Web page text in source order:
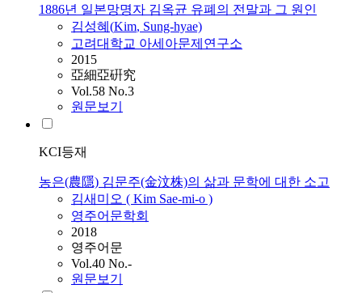
1886년 일본망명자 김옥균 유폐의 전말과 그 원인
김성혜(Kim, Sung-hyae)
고려대학교 아세아문제연구소
2015
亞細亞硏究
Vol.58 No.3
원문보기
KCI등재
농은(農隱) 김문주(金汶株)의 삶과 문학에 대한 소고
김새미오 ( Kim Sae-mi-o )
영주어문학회
2018
영주어문
Vol.40 No.-
원문보기